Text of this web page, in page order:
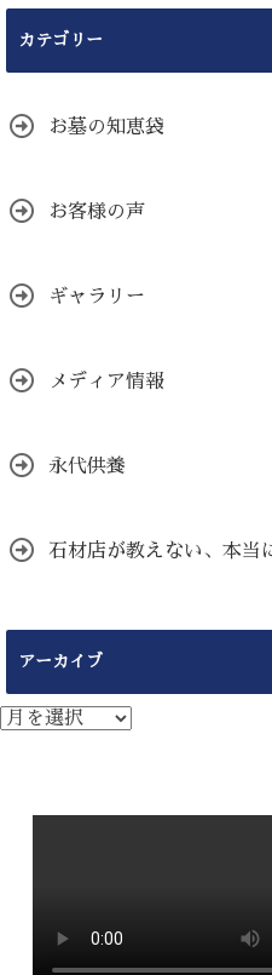
カテゴリー
お墓の知恵袋
お客様の声
ギャラリー
メディア情報
永代供養
石材店が教えない、本当
アーカイブ
ア
ー